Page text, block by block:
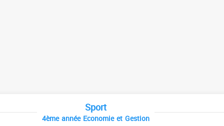
Sport
4ème année Economie et Gestion